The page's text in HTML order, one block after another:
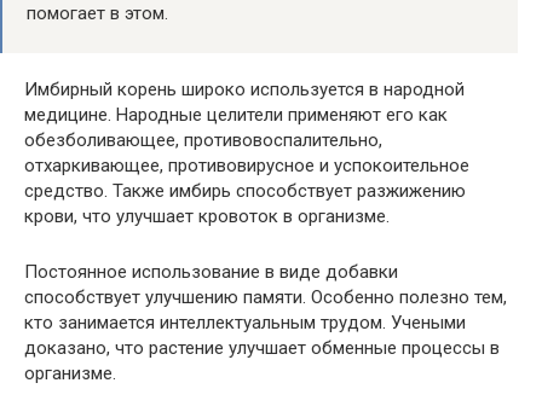
помогает в этом.
Имбирный корень широко используется в народной
медицине. Народные целители применяют его как
обезболивающее, противовоспалительно,
отхаркивающее, противовирусное и успокоительное
средство. Также имбирь способствует разжижению
крови, что улучшает кровоток в организме.
Постоянное использование в виде добавки
способствует улучшению памяти. Особенно полезно тем,
кто занимается интеллектуальным трудом. Учеными
доказано, что растение улучшает обменные процессы в
организме.